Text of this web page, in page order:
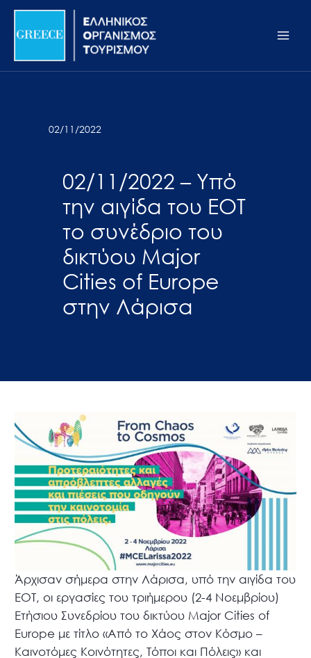
Σημείωση:
ιστότοπος
προσβασιμότητας.
Μετάβαση
περιεχόμενο
02/11/2022
02/11/2022 – Υπό
την αιγίδα του ΕΟΤ
το συνέδριο του
δικτύου Major
Cities of Europe
στην Λάρισα
Άρχισαν σήμερα στην Λάρισα, υπό την αιγίδα του
ΕΟΤ, οι εργασίες του τριήμερου (2-4 Νοεμβρίου)
Ετήσιου Συνεδρίου του δικτύου Major Cities of
Europe με τίτλο «Από το Χάος στον Κόσμο –
Καινοτόμες Κοινότητες, Τόποι και Πόλεις» και